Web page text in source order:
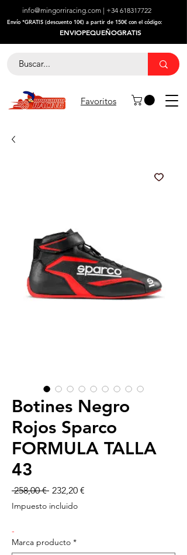
info@mingorriracing.com | +34 618317722
​Envío *GRATIS (descuento 10€) a partir de 150€ con el código:
ENVIOPEQUEÑOGRATIS
Favoritos
Botines Negro
Rojos Sparco
FORMULA TALLA
43
258,00 € Precio
232,20 €
Impuesto incluido
-
Marca producto *